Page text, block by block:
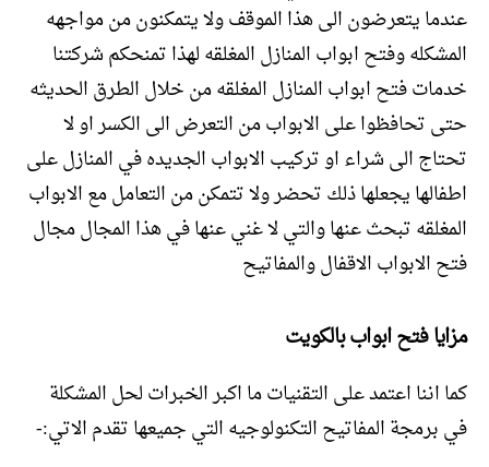
عندما يتعرضون الى هذا الموقف ولا يتمكنون من مواجهه
المشكله وفتح ابواب المنازل المغلقه لهذا تمنحكم شركتنا
خدمات فتح ابواب المنازل المغلقه من خلال الطرق الحديثه
حتى تحافظوا على الابواب من التعرض الى الكسر او لا
تحتاج الى شراء او تركيب الابواب الجديده في المنازل على
اطفالها يجعلها ذلك تحضر ولا تتمكن من التعامل مع الابواب
المغلقه تبحث عنها والتي لا غني عنها في هذا المجال مجال
فتح الابواب الاقفال والمفاتيح
مزايا فتح ابواب بالكويت
كما اننا اعتمد على التقنيات ما اكبر الخبرات لحل المشكلة
في برمجة المفاتيح التكنولوجيه التي جميعها تقدم الاتي:-